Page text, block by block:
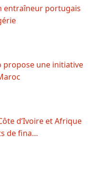
entraîneur portugais
propose une initiative
d’Ivoire et Afrique
de fina…